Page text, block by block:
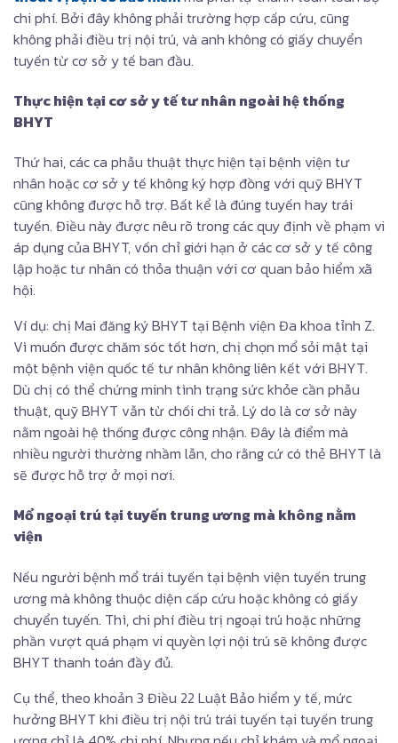
chi phí. Bởi đây không phải trường hợp cấp cứu, cũng
không phải điều trị nội trú, và anh không có giấy chuyển
tuyến từ cơ sở y tế ban đầu.
Thực hiện tại cơ sở y tế tư nhân ngoài hệ thống
BHYT
Thứ hai, các ca phẫu thuật thực hiện tại bệnh viện tư
nhân hoặc cơ sở y tế không ký hợp đồng với quỹ BHYT
cũng không được hỗ trợ. Bất kể là đúng tuyến hay trái
tuyến. Điều này được nêu rõ trong các quy định về phạm vi
áp dụng của BHYT, vốn chỉ giới hạn ở các cơ sở y tế công
lập hoặc tư nhân có thỏa thuận với cơ quan bảo hiểm xã
hội.
Ví dụ: chị Mai đăng ký BHYT tại Bệnh viện Đa khoa tỉnh Z.
Vì muốn được chăm sóc tốt hơn, chị chọn mổ sỏi mật tại
một bệnh viện quốc tế tư nhân không liên kết với BHYT.
Dù chị có thể chứng minh tình trạng sức khỏe cần phẫu
thuật, quỹ BHYT vẫn từ chối chi trả. Lý do là cơ sở này
nằm ngoài hệ thống được công nhận. Đây là điểm mà
nhiều người thường nhầm lẫn, cho rằng cứ có thẻ BHYT là
sẽ được hỗ trợ ở mọi nơi.
Mổ ngoại trú tại tuyến trung ương mà không nằm
viện
Nếu người bệnh mổ trái tuyến tại bệnh viện tuyến trung
ương mà không thuộc diện cấp cứu hoặc không có giấy
chuyển tuyến. Thì, chi phí điều trị ngoại trú hoặc những
phần vượt quá phạm vi quyền lợi nội trú sẽ không được
BHYT thanh toán đầy đủ.
Cụ thể, theo khoản 3 Điều 22 Luật Bảo hiểm y tế, mức
hưởng BHYT khi điều trị nội trú trái tuyến tại tuyến trung